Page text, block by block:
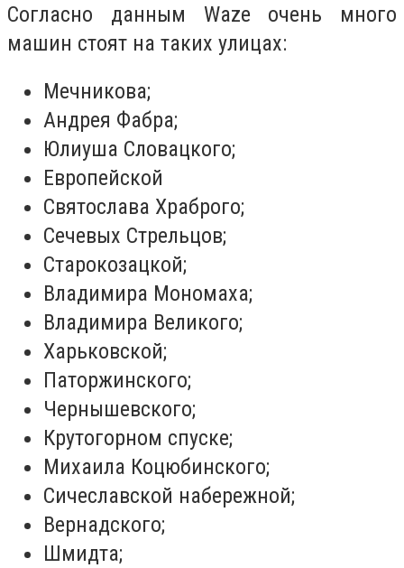
Согласно данным Waze очень много
машин стоят на таких улицах:
Мечникова;
Андрея Фабра;
Юлиуша Словацкого;
Европейской
Святослава Храброго;
Сечевых Стрельцов;
Старокозацкой;
Владимира Мономаха;
Владимира Великого;
Харьковской;
Паторжинского;
Чернышевского;
Крутогорном спуске;
Михаила Коцюбинского;
Сичеславской набережной;
Вернадского;
Шмидта;